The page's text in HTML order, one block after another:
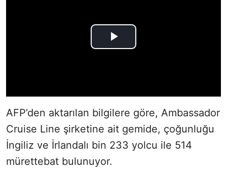
AFP’den aktarılan bilgilere göre, Ambassador
Cruise Line şirketine ait gemide, çoğunluğu
İngiliz ve İrlandalı bin 233 yolcu ile 514
mürettebat bulunuyor.